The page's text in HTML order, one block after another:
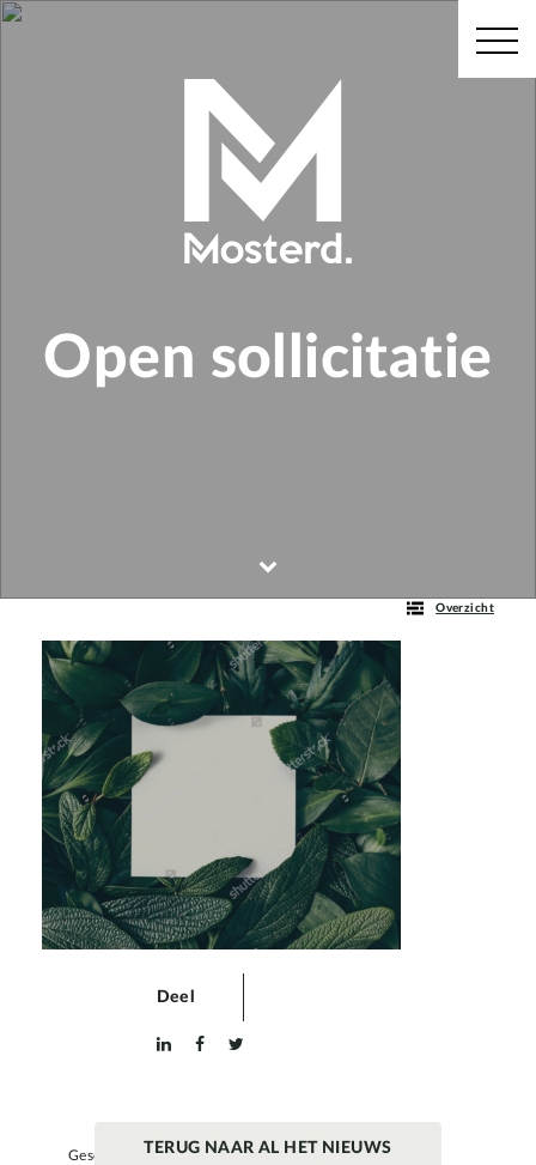
Open sollicitatie
Overzicht
Deel
Geschreven doorTERUG NAAR AL HET NIEUWS